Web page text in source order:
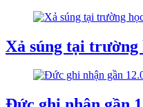
Xả súng tại